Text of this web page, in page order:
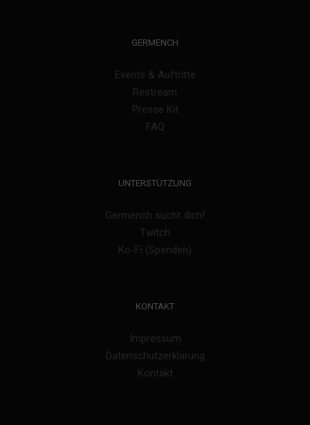
GERMENCH
Events & Auftritte
Restream
Presse Kit
FAQ
UNTERSTÜTZUNG
Germench sucht dich!
Twitch
Ko-Fi (Spenden)
KONTAKT
Impressum
Datenschutzerklärung
Kontakt